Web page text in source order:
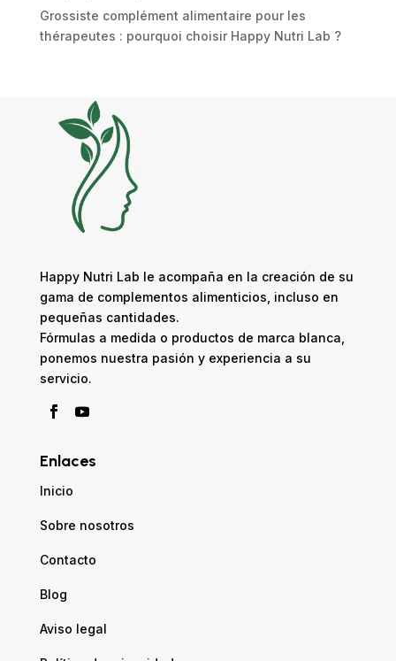
Grossiste complément alimentaire pour les
thérapeutes : pourquoi choisir Happy Nutri Lab ?
Happy Nutri Lab le acompaña en la creación de su
gama de complementos alimenticios, incluso en
pequeñas cantidades.
Fórmulas a medida o productos de marca blanca,
ponemos nuestra pasión y experiencia a su
servicio.
Enlaces
Inicio
Sobre nosotros
Contacto
Blog
Aviso legal